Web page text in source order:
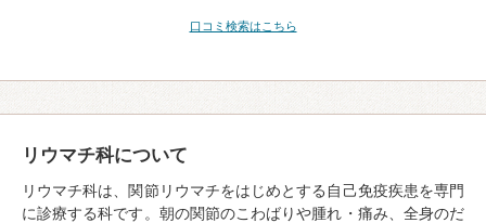
口コミ検索はこちら
リウマチ科について
リウマチ科は、関節リウマチをはじめとする自己免疫疾患を専門
に診療する科です。朝の関節のこわばりや腫れ・痛み、全身のだ